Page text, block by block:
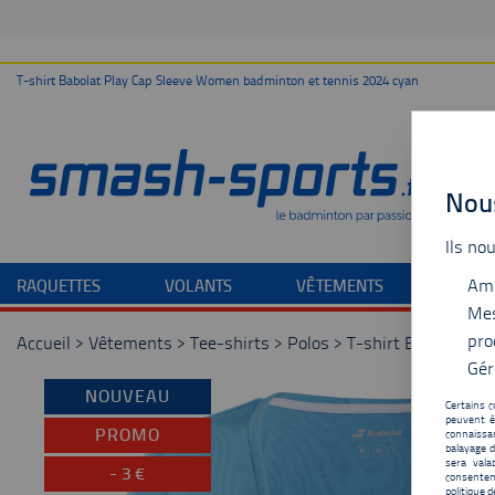
T-shirt Babolat Play Cap Sleeve Women badminton et tennis 2024 cyan
RAQUETTES VOLANTS VÊTEMENTS
Accueil > Vêtements > Tee-shirts > Polos > T-shirt Babolat
NOUVEAU
PROMO
- 3 €
Ils
Certains
peuvent
balayage
sera
politique